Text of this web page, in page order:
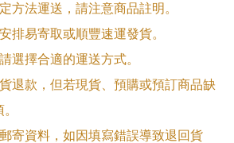
方法運送，請注意商品註明。
排易寄取或順豐速運發貨。
選擇合適的運送方式。
退款，但若現貨、預購或預訂商品缺
寄資料，如因填寫錯誤導致退回貨